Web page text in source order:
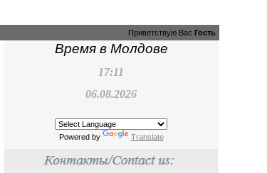
Приветствую Вас Гость
Время в Молдове
17:11
06.08.2026
Powered by Translate